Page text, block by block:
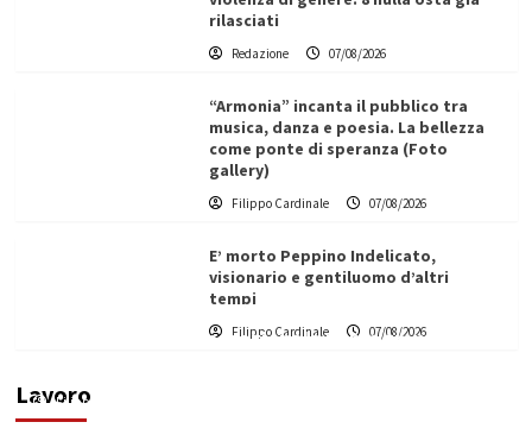
rilasciati
Redazione 07/08/2026
“Armonia” incanta il pubblico tra
musica, danza e poesia. La bellezza
come ponte di speranza (Foto
gallery)
Filippo Cardinale 07/08/2026
E’ morto Peppino Indelicato,
visionario e gentiluomo d’altri
tempi
Filippo Cardinale 07/08/2026
Lavoro
L’ingegnere saccense Buscarnera partner chiave
di un progetto transnazionale per la transizione
Filippo Cardinale